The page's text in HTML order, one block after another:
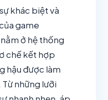
khác biệt và
game
ở hệ thống
chế kết hợp
hậu được làm
những lưỡi